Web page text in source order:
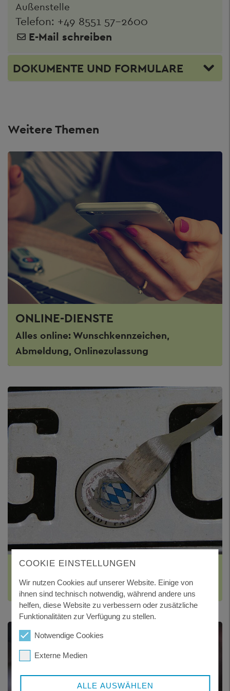
Außenstelle
Telefon: +49 8551 57-2600
E-Mail schreiben
DOKUMENTE UND FORMULARE
Weitere Themen
ONLINE-DIENSTE
Alles online: Wunschkennzeichen,
Abmeldung, Onlinezulassung
FAHRZEUG ABMELDEN
und Wiederzulassung
COOKIE EINSTELLUNGEN
Wir nutzen Cookies auf unserer Website. Einige von
ihnen sind technisch notwendig, während andere uns
helfen, diese Website zu verbessern oder zusätzliche
Funktionalitäten zur Verfügung zu stellen.
Notwendige Cookies
Externe Medien
ALLE AUSWÄHLEN